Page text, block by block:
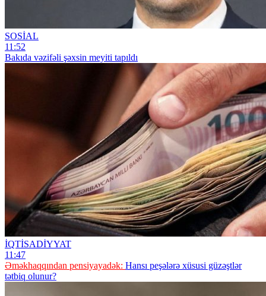
SOSİAL
11:52
Bakıda vəzifəli şəxsin meyiti tapıldı
İQTİSADİYYAT
11:47
Əməkhaqqından pensiyayadək: Hansı peşələrə xüsusi güzəştlər
tətbiq olunur?